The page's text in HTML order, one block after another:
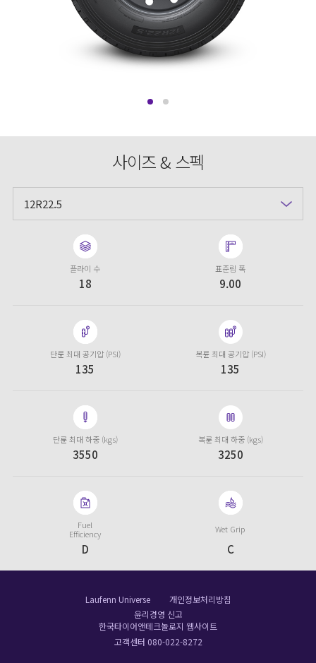
사이즈 & 스펙
12R22.5
플라이 수
18
표준림 폭
9.00
단륜 최대 공기압 (PSI)
135
복륜 최대 공기압 (PSI)
135
단륜 최대 하중 (kgs)
3550
복륜 최대 하중 (kgs)
3250
Fuel
Efficiency
D
Wet Grip
C
Laufenn Universe
개인정보처리방침
윤리경영 신고
한국타이어앤테크놀로지 웹사이트
고객센터 080-022-8272